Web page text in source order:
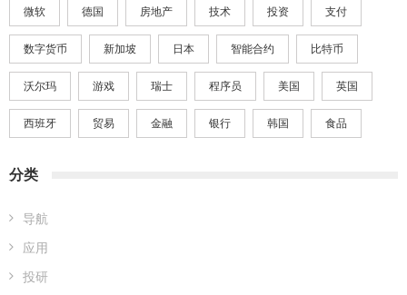
微软 德国 房地产 技术 投资 支付
数字货币 新加坡 日本 智能合约 比特币
沃尔玛 游戏 瑞士 程序员 美国 英国
西班牙 贸易 金融 银行 韩国 食品
分类
导航
应用
投研